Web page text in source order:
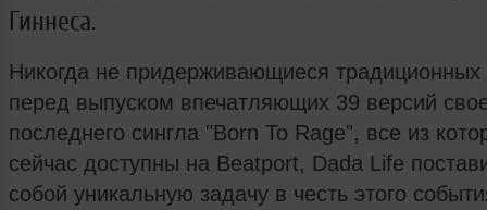
Гиннеса.
Никогда не придерживающиеся традиционных
перед выпуском впечатляющих 39 версий
последнего сингла "Born To Rage", все из
сейчас доступны на Beatport, Dada Life
собой уникальную задачу в честь этого